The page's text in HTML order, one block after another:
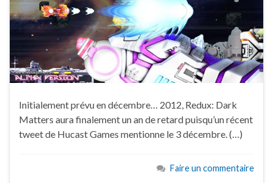
Initialement prévu en décembre… 2012, Redux: Dark
Matters aura finalement un an de retard puisqu’un récent
tweet de Hucast Games mentionne le 3 décembre. (…)
Faire un commentaire